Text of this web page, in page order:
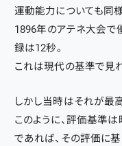
運動能力についても同様
1896年のアテネ大会で
録は12秒。
これは現代の基準で見
しかし当時はそれが最
このように、評価基準は
であれば、その評価に基